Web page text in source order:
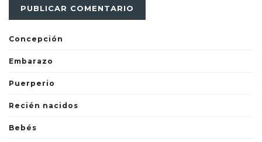
Concepción
Embarazo
Puerperio
Recién nacidos
Bebés